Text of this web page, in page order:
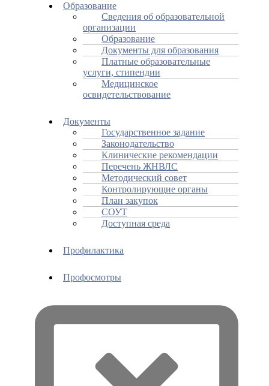
Образование
Сведения об образовательной
организации
Образование
Документы для образования
Платные образовательные
услуги, стипендии
Медицинское
освидетельствование
Документы
Государственное задание
Законодательство
Клинические рекомендации
Перечень ЖНВЛС
Методический совет
Контролирующие органы
План закупок
СОУТ
Доступная среда
Профилактика
Профосмотры